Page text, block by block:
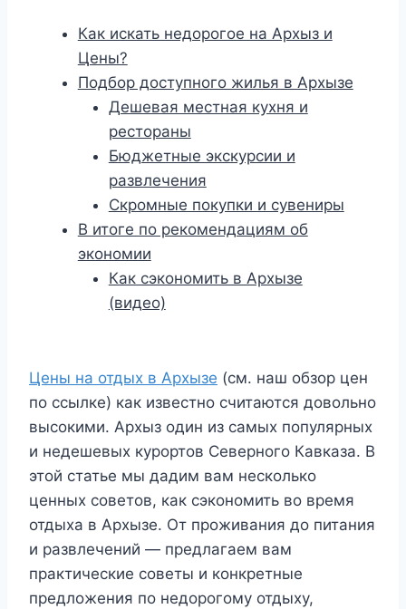
Как искать недорогое на Архыз и
Цены?
Подбор доступного жилья в Архызе
Дешевая местная кухня и
рестораны
Бюджетные экскурсии и
развлечения
Скромные покупки и сувениры
В итоге по рекомендациям об
экономии
Как сэкономить в Архызе
(видео)
Цены на отдых в Архызе (см. наш обзор цен
по ссылке) как известно считаются довольно
высокими. Архыз один из самых популярных
и недешевых курортов Северного Кавказа. В
этой статье мы дадим вам несколько
ценных советов, как сэкономить во время
отдыха в Архызе. От проживания до питания
и развлечений — предлагаем вам
практические советы и конкретные
предложения по недорогому отдыху,